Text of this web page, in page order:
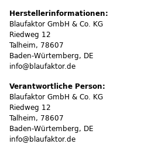
Herstellerinformationen:
Blaufaktor GmbH & Co. KG
Riedweg 12
Talheim, 78607
Baden-Würtemberg, DE
info@blaufaktor.de
Verantwortliche Person:
Blaufaktor GmbH & Co. KG
Riedweg 12
Talheim, 78607
Baden-Würtemberg, DE
info@blaufaktor.de